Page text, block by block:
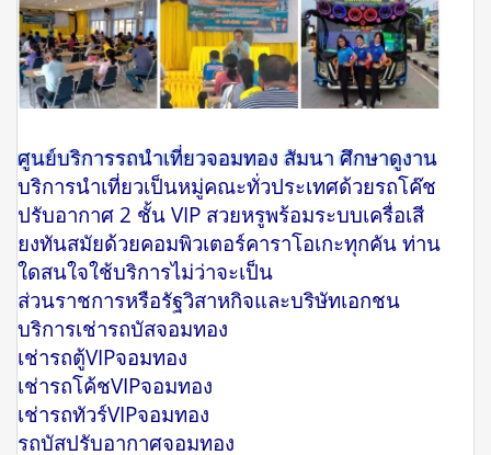
ศูนย์บริการรถนำเที่ยวจอมทอง สัมนา ศึกษาดูงาน
บริการนำเที่ยวเป็นหมู่คณะทั่วประเทศด้วยรถโค๊ช
ปรับอากาศ 2 ชั้น VIP สวยหรูพร้อมระบบเครื่อเสี
ยงทันสมัยด้วยคอมพิวเตอร์คาราโอเกะทุกคัน ท่าน
ใดสนใจใช้บริการไม่ว่าจะเป็น
ส่วนราชการหรือรัฐวิสาหกิจและบริษัทเอกชน
บริการเช่ารถบัสจอมทอง
เช่ารถตู้VIPจอมทอง
เช่ารถโค้ชVIPจอมทอง
เช่ารถทัวร์VIPจอมทอง
รถบัสปรับอากาศจอมทอง